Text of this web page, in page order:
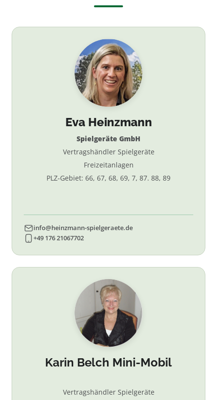
Eva Heinzmann
Spielgeräte GmbH
Vertragshändler Spielgeräte
Freizeitanlagen
PLZ-Gebiet: 66, 67, 68, 69, 7, 87. 88, 89
info@heinzmann-spielgeraete.de
+49 176 21067702
Karin Belch Mini-Mobil
Vertragshändler Spielgeräte